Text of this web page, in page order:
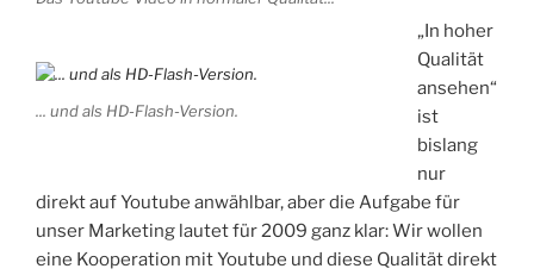
... und als HD-Flash-Version.
„In hoher
Qualität
ansehen“
ist
bislang
nur
direkt auf Youtube anwählbar, aber die Aufgabe für
unser Marketing lautet für 2009 ganz klar: Wir wollen
eine Kooperation mit Youtube und diese Qualität direkt